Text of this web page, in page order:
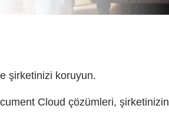
şirketinizi koruyun.
Cloud çözümleri, şirketinizin